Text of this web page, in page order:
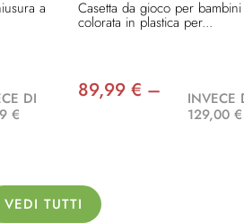
a
DI
€
Casetta da gioco per bambini
colorata in plastica per...
89,99 € –
INVECE
129,00 €
VEDI TUTTI